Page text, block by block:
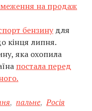
на продаж
бензину для
кінця липня.
яка охопила
постала перед
, пальне, Росія